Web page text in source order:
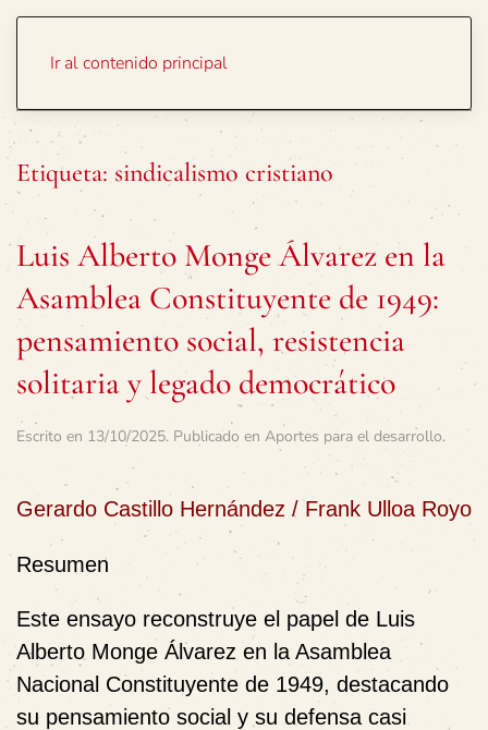
Ir al contenido principal
Etiqueta: sindicalismo cristiano
Luis Alberto Monge Álvarez en la
Asamblea Constituyente de 1949:
pensamiento social, resistencia
solitaria y legado democrático
Escrito en 13/10/2025. Publicado en Aportes para el desarrollo.
Gerardo Castillo Hernández / Frank Ulloa Royo
Resumen
Este ensayo reconstruye el papel de Luis
Alberto Monge Álvarez en la Asamblea
Nacional Constituyente de 1949, destacando
su pensamiento social y su defensa casi